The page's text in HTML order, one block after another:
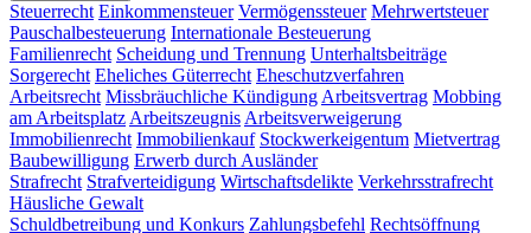
Steuerrecht Einkommensteuer Vermögenssteuer Mehrwertsteuer
Pauschalbesteuerung Internationale Besteuerung
Familienrecht Scheidung und Trennung Unterhaltsbeiträge
Sorgerecht Eheliches Güterrecht Eheschutzverfahren
Arbeitsrecht Missbräuchliche Kündigung Arbeitsvertrag Mobbing
am Arbeitsplatz Arbeitszeugnis Arbeitsverweigerung
Immobilienrecht Immobilienkauf Stockwerkeigentum Mietvertrag
Baubewilligung Erwerb durch Ausländer
Strafrecht Strafverteidigung Wirtschaftsdelikte Verkehrsstrafrecht
Häusliche Gewalt
Schuldbetreibung und Konkurs Zahlungsbefehl Rechtsöffnung